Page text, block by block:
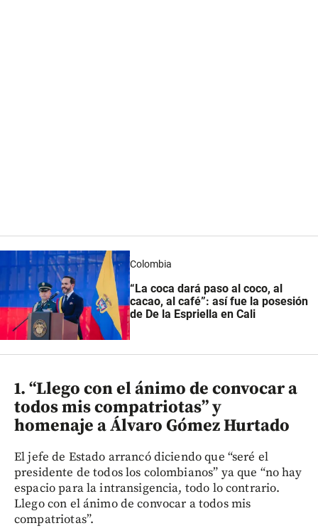
Colombia
“La coca dará paso al coco, al
cacao, al café”: así fue la posesión
de De la Espriella en Cali
1. “Llego con el ánimo de convocar a
todos mis compatriotas” y
homenaje a Álvaro Gómez Hurtado
El jefe de Estado arrancó diciendo que “seré el
presidente de todos los colombianos” ya que “no hay
espacio para la intransigencia, todo lo contrario.
Llego con el ánimo de convocar a todos mis
compatriotas”.